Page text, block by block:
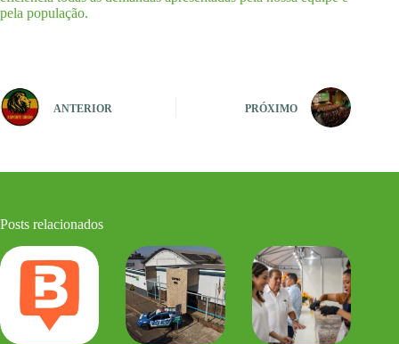
pela população.
ANTERIOR PRÓXIMO
Posts relacionados